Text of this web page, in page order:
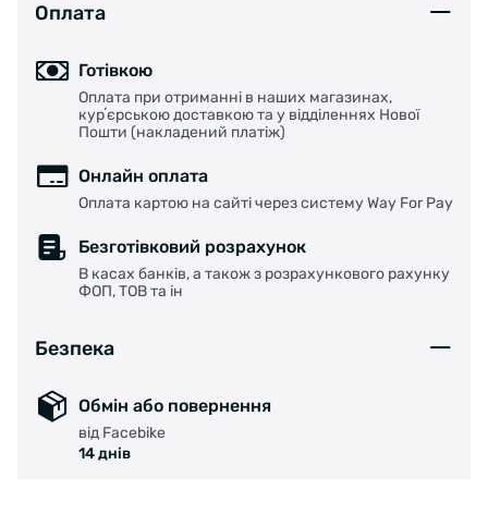
Оплата
Готівкою
Оплата при отриманні в наших магазинах,
курʼєрською доставкою та у відділеннях Нової
Пошти (накладений платіж)
Онлайн оплата
Оплата картою на сайті через систему Way For Pay
Безготівковий розрахунок
В касах банків, а також з розрахункового рахунку
ФОП, ТОВ та ін
Безпека
Обмін або повернення
від Facebike
14 днів